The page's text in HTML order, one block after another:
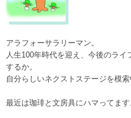
アラフォーサラリーマン。
人生100年時代を迎え、今後のラ
するか。
自分らしいネクストステージを模索
最近は珈琲と文房具にハマってます